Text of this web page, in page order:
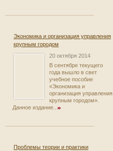
Экономика и организация управления
крупным городом
20 октября 2014
В сентябре текущего
года вышло в свет
учебное пособие
«Экономика и
организация управления
крупным городом».
Данное издание...
Проблемы теории и практики